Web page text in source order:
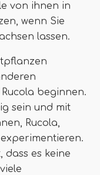
von ihnen in
wenn Sie
lassen.
beginnen.
sein und mit
Rucola,
dass es keine